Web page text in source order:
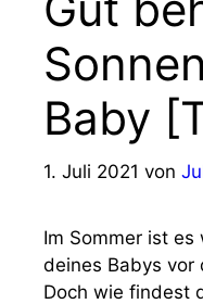
Baby
1. Juli 2021 von
Im Sommer ist
deines Babys vor
Doch wie findest